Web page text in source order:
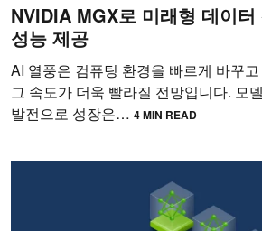
NVIDIA MGX로 미래형 데이
성능 제공
AI 열풍은 컴퓨팅 환경을 빠르게 바꾸
그 속도가 더욱 빨라질 전망입니다. 모
발전으로 성장은… 4 MIN READ